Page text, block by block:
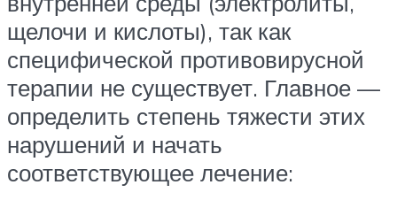
щелочи и кислоты), так как
специфической противовирусной
терапии не существует. Главное —
определить степень тяжести этих
нарушений и начать
соответствующее лечение: